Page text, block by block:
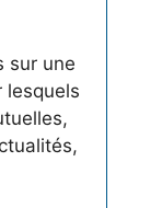
sur une
lesquels